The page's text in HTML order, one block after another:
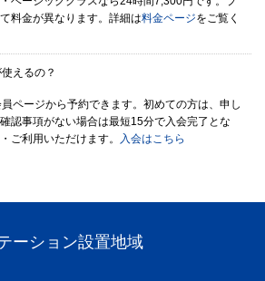
料金が異なります。詳細は料金ページをご覧く
えるの？
ページから予約できます。初めての方は、申し
認事項がない場合は最短15分で入会完了とな
ご利用いただけます。
入会はこちら
ーション設置地域